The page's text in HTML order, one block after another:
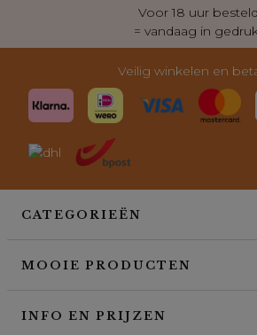
Voor 18 uur besteld
= vandaag in
Veilig winkelen en
CATEGORIEËN
MOOIE PRODUCTEN
INFO EN PRIJZEN